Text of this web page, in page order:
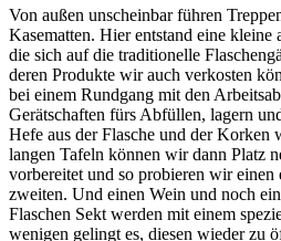
Von außen unscheinbar führen
Kasematten. Hier entstand eine kleine
die sich auf die traditionelle
deren Produkte wir auch verkosten
bei einem Rundgang mit den
Gerätschaften fürs Abfüllen, lagern
Hefe aus der Flasche und der Korken
langen Tafeln können wir dann Platz
vorbereitet und so probieren wir einen
zweiten. Und einen Wein und noch
Flaschen Sekt werden mit einem
wenigen gelingt es, diesen wieder zu